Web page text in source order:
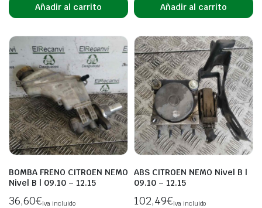
Añadir al carrito Añadir al carrito
BOMBA FRENO CITROEN NEMO
Nivel B | 09.10 – 12.15
36,60€Iva incluido
ABS CITROEN NEMO Nivel B |
09.10 – 12.15
102,49€Iva incluido